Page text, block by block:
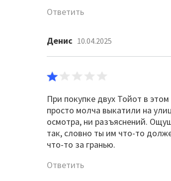
Ответить
Денис 10.04.2025
При покупке двух Тойот в
просто молча выкатили на
осмотра, ни разъяснений.
так, словно ты им что-то
что-то за гранью.
Ответить